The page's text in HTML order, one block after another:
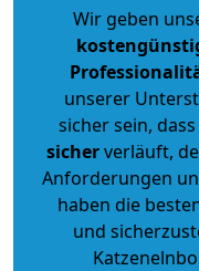
Wir geben
unserer
sicher sein,
sicherverläuft,
Anforderungen
haben die
und